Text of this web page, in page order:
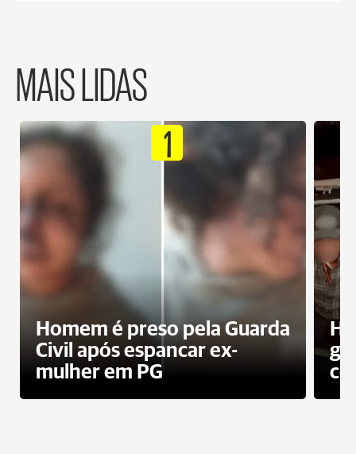
MAIS LIDAS
1
Homem é preso pela Guarda
Civil após espancar ex-
mulher em PG